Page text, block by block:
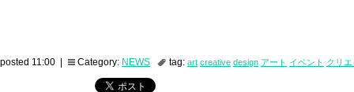
posted 11:00 | Category: NEWS tag: art creative design アート イベント クリ